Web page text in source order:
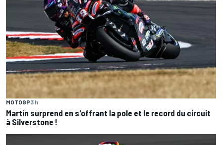
MOTOGP3 h
Martín surprend en s'offrant la pole et le record du circuit
à Silverstone !